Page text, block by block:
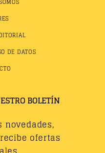
DE DATOS
BOLETÍN
novedades,
ofertas